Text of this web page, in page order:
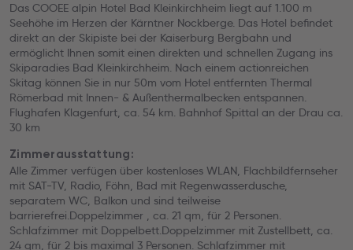
Das COOEE alpin Hotel Bad Kleinkirchheim liegt auf 1.100 m
Seehöhe im Herzen der Kärntner Nockberge. Das Hotel befindet
direkt an der Skipiste bei der Kaiserburg Bergbahn und
ermöglicht Ihnen somit einen direkten und schnellen Zugang ins
Skiparadies Bad Kleinkirchheim. Nach einem actionreichen
Skitag können Sie in nur 50m vom Hotel entfernten Thermal
Römerbad mit Innen- & Außenthermalbecken entspannen.
Flughafen Klagenfurt, ca. 54 km. Bahnhof Spittal an der Drau ca.
30 km
Zimmerausstattung:
Alle Zimmer verfügen über kostenloses WLAN, Flachbildfernseher
mit SAT-TV, Radio, Föhn, Bad mit Regenwasserdusche,
separatem WC, Balkon und sind teilweise
barrierefrei.Doppelzimmer , ca. 21 qm, für 2 Personen.
Schlafzimmer mit Doppelbett.Doppelzimmer mit Zustellbett, ca.
24 qm, für 2 bis maximal 3 Personen. Schlafzimmer mit